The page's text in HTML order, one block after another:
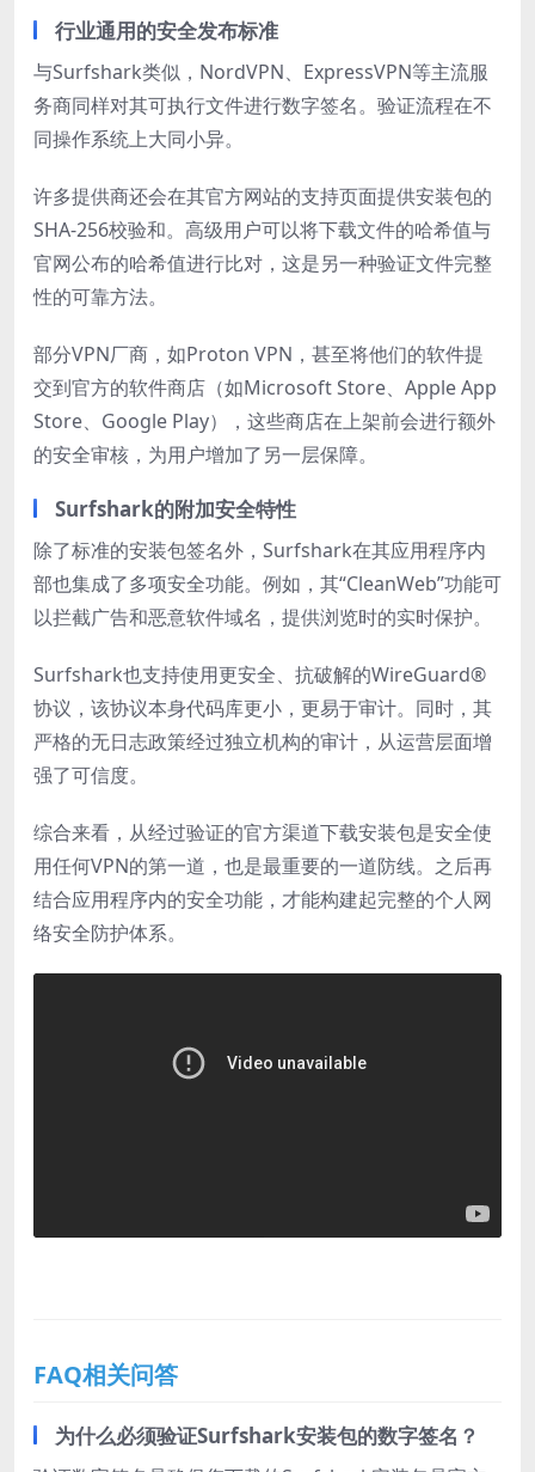
行业通用的安全发布标准
与Surfshark类似，NordVPN、ExpressVPN等主流服
务商同样对其可执行文件进行数字签名。验证流程在不
同操作系统上大同小异。
许多提供商还会在其官方网站的支持页面提供安装包的
SHA-256校验和。高级用户可以将下载文件的哈希值与
官网公布的哈希值进行比对，这是另一种验证文件完整
性的可靠方法。
部分VPN厂商，如Proton VPN，甚至将他们的软件提
交到官方的软件商店（如Microsoft Store、Apple App
Store、Google Play），这些商店在上架前会进行额外
的安全审核，为用户增加了另一层保障。
Surfshark的附加安全特性
除了标准的安装包签名外，Surfshark在其应用程序内
部也集成了多项安全功能。例如，其“CleanWeb”功能可
以拦截广告和恶意软件域名，提供浏览时的实时保护。
Surfshark也支持使用更安全、抗破解的WireGuard®
协议，该协议本身代码库更小，更易于审计。同时，其
严格的无日志政策经过独立机构的审计，从运营层面增
强了可信度。
综合来看，从经过验证的官方渠道下载安装包是安全使
用任何VPN的第一道，也是最重要的一道防线。之后再
结合应用程序内的安全功能，才能构建起完整的个人网
络安全防护体系。
FAQ相关问答
为什么必须验证Surfshark安装包的数字签名？